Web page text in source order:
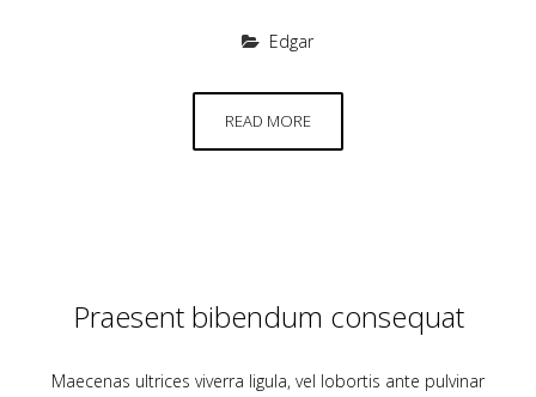
Edgar
READ MORE
Praesent bibendum consequat
Maecenas ultrices viverra ligula, vel lobortis ante pulvinar